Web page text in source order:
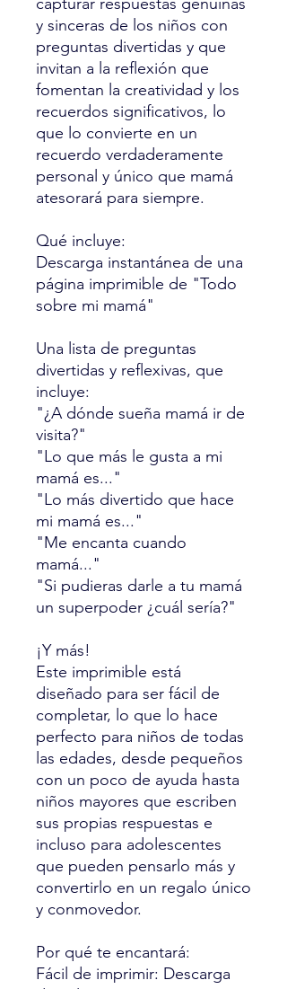
y sinceras de los niños con
preguntas divertidas y que
invitan a la reflexión que
fomentan la creatividad y los
recuerdos significativos, lo
que lo convierte en un
recuerdo verdaderamente
personal y único que mamá
atesorará para siempre.
Qué incluye:
Descarga instantánea de una
página imprimible de "Todo
sobre mi mamá"
Una lista de preguntas
divertidas y reflexivas, que
incluye:
"¿A dónde sueña mamá ir de
visita?"
"Lo que más le gusta a mi
mamá es..."
"Lo más divertido que hace
mi mamá es..."
"Me encanta cuando
mamá..."
"Si pudieras darle a tu mamá
un superpoder ¿cuál sería?"
¡Y más!
Este imprimible está
diseñado para ser fácil de
completar, lo que lo hace
perfecto para niños de todas
las edades, desde pequeños
con un poco de ayuda hasta
niños mayores que escriben
sus propias respuestas e
incluso para adolescentes
que pueden pensarlo más y
convertirlo en un regalo único
y conmovedor.
Por qué te encantará:
Fácil de imprimir: Descarga